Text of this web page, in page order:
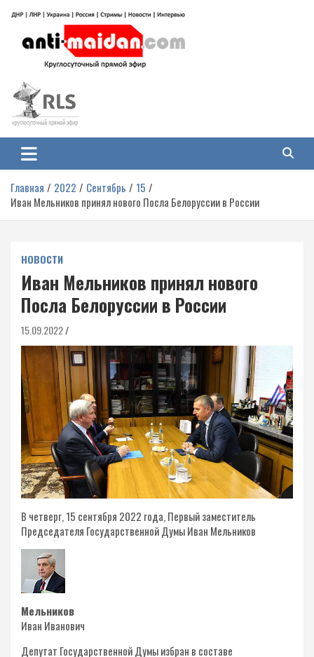
содержимому
Антимайдан: Гражданская война
на Украине
гражданской войне на Украине, включая события в Новороссии, ДНР,
ЛНР и других регионах.
Главная 2022 Сентябрь
15
Иван Мельников принял нового Посла Белоруссии в России
НОВОСТИ
Иван Мельников принял нового
Посла Белоруссии в России
15.09.2022
В четверг, 15 сентября 2022 года, Первый заместитель
Председателя Государственной Думы Иван Мельников
Мельников
Иван Иванович
Депутат Государственной Думы избран в составе